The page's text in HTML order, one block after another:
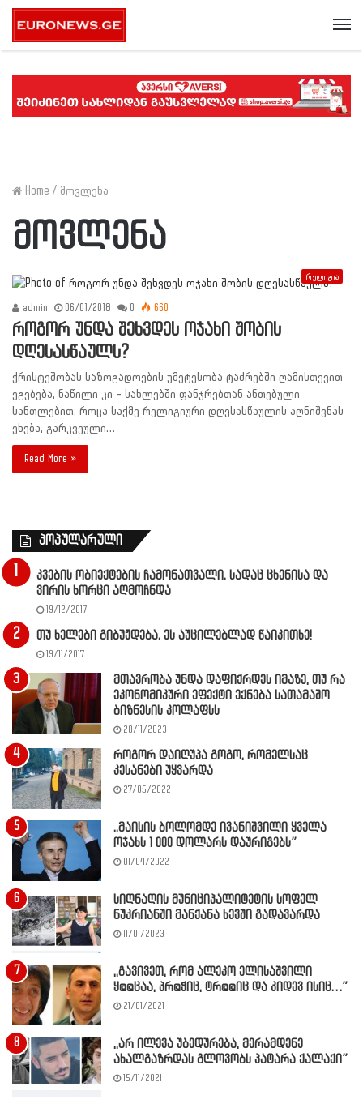
Home / მოვლენა
მოვლენა
რელიგია
admin 06/01/2018 0 660
როგორ უნდა შეხვდეს ოჯახი შობის
დღესასწაულს?
ქრისტეშობას საზოგადოების უმეტესობა ტაძრებში ღამისთევით
ეგებება, ნაწილი კი – სახლებში ფანჯრებთან ანთებული
სანთლებით. როცა საქმე რელიგიური დღესასწაულის აღნიშვნას
ეხება, გარკვეული…
Read More »
პოპულარული
კვების ობიექტების ჩამონათვალი, სადაც ცხენისა და
ვირის ხორცი აღმოჩნდა
19/12/2017
თუ ხელები გიბუჟდება, ეს აუცილებლად წაიკითხე!
19/11/2017
მთავრობა უნდა დაფიქრდეს იმაზე, თუ რა
ეკონომიკური ეფექტი ექნება სათამაშო
ბიზნესის კოლაფსს
28/11/2023
როგორ დაიღუპა გოგო, რომელსაც
კესანები უყვარდა
27/05/2022
,,მაისის ბოლომდე ივანიშვილი ყველა
ოჯახს 1 000 დოლარს დაურიგებს”
01/04/2022
სიღნაღის მუნიციპალიტეტის სოფელ
ნუკრიანში მანქანა ხევში გადავარდა
11/01/2023
,,გავივეთ, რომ ალეკო ელისაშვილი
ყ@@ცაა, პრ@ჭიც, ტრ@@იც და კიდევ ისიც…”
21/01/2021
,,არ ილევა უბედურება, მერამდენე
ახალგაზრდას გლოვობს პატარა ქალაქი”
15/11/2021